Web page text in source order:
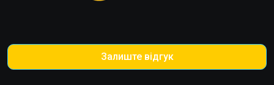
Залиште відгук